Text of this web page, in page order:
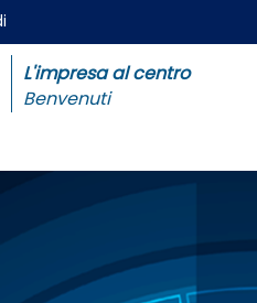
L'impresa al centro
Benvenuti